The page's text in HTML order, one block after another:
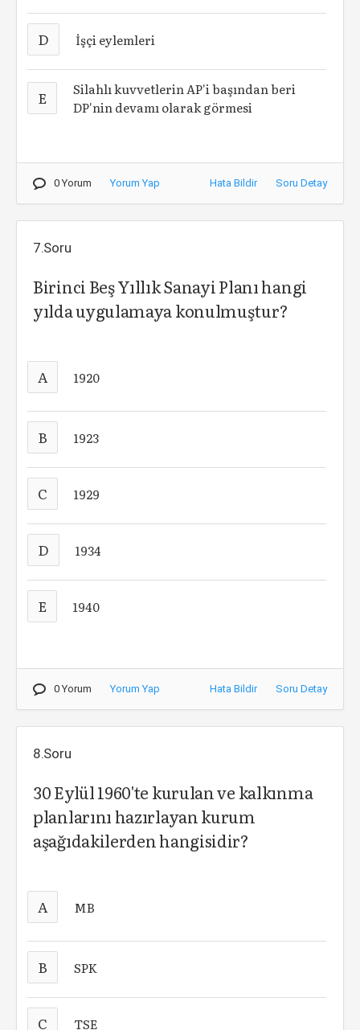
D İşçi eylemleri
E
Silahlı kuvvetlerin AP'i başından beri
DP'nin devamı olarak görmesi
0 Yorum Yorum Yap Hata Bildir Soru Detay
7.Soru
Birinci Beş Yıllık Sanayi Planı hangi
yılda uygulamaya konulmuştur?
A 1920
B 1923
C 1929
D 1934
E 1940
0 Yorum Yorum Yap Hata Bildir Soru Detay
8.Soru
30 Eylül 1960'te kurulan ve kalkınma
planlarını hazırlayan kurum
aşağıdakilerden hangisidir?
A MB
B SPK
C TSE